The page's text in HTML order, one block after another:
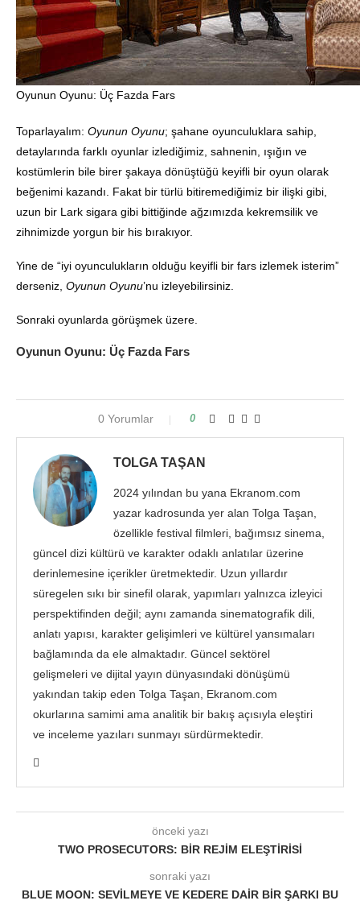
Oyunun Oyunu: Üç Fazda Fars
Toparlayalım: Oyunun Oyunu; şahane oyunculuklara sahip,
detaylarında farklı oyunlar izlediğimiz, sahnenin, ışığın ve
kostümlerin bile birer şakaya dönüştüğü keyifli bir oyun olarak
beğenimi kazandı. Fakat bir türlü bitiremediğimiz bir ilişki gibi,
uzun bir Lark sigara gibi bittiğinde ağzımızda kekremsilik ve
zihnimizde yorgun bir his bırakıyor.
Yine de “iyi oyunculukların olduğu keyifli bir fars izlemek isterim”
derseniz, Oyunun Oyunu’nu izleyebilirsiniz.
Sonraki oyunlarda görüşmek üzere.
Oyunun Oyunu: Üç Fazda Fars
0 Yorumlar 0
TOLGA TAŞAN
2024 yılından bu yana Ekranom.com
yazar kadrosunda yer alan Tolga Taşan,
özellikle festival filmleri, bağımsız sinema,
güncel dizi kültürü ve karakter odaklı anlatılar üzerine
derinlemesine içerikler üretmektedir. Uzun yıllardır
süregelen sıkı bir sinefil olarak, yapımları yalnızca izleyici
perspektifinden değil; aynı zamanda sinematografik dili,
anlatı yapısı, karakter gelişimleri ve kültürel yansımaları
bağlamında da ele almaktadır. Güncel sektörel
gelişmeleri ve dijital yayın dünyasındaki dönüşümü
yakından takip eden Tolga Taşan, Ekranom.com
okurlarına samimi ama analitik bir bakış açısıyla eleştiri
ve inceleme yazıları sunmayı sürdürmektedir.
önceki yazı
TWO PROSECUTORS: BIR REJIM ELEŞTIRISI
sonraki yazı
BLUE MOON: SEVILMEYE VE KEDERE DAIR BIR ŞARKI BU